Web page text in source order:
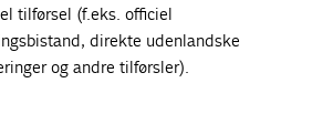
tilførsel (f.eks. officiel
direkte udenlandske
og andre tilførsler).